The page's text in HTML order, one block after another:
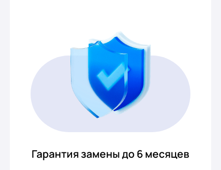
Гарантия замены до 6 месяцев